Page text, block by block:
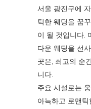
서울 광진구에
틱한 웨딩을 꿈
이 될 것입니다.
다운 웨딩을 선
곳은, 최고의 순
니다.
주요 시설로는
아늑하고 로맨